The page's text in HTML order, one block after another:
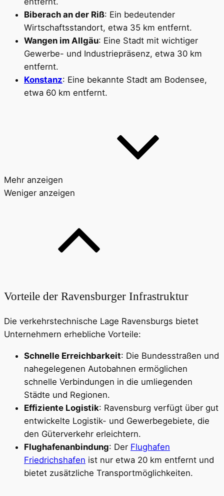
Biberach an der Riß: Ein bedeutender
Wirtschaftsstandort, etwa 35 km entfernt.
Wangen im Allgäu: Eine Stadt mit wichtiger
Gewerbe- und Industriepräsenz, etwa 30 km
entfernt.
Konstanz: Eine bekannte Stadt am Bodensee,
etwa 60 km entfernt.
Mehr anzeigen
Weniger anzeigen
Vorteile der Ravensburger Infrastruktur
Die verkehrstechnische Lage Ravensburgs bietet
Unternehmern erhebliche Vorteile:
Schnelle Erreichbarkeit: Die Bundesstraßen und
nahegelegenen Autobahnen ermöglichen
schnelle Verbindungen in die umliegenden
Städte und Regionen.
Effiziente Logistik: Ravensburg verfügt über gut
entwickelte Logistik- und Gewerbegebiete, die
den Güterverkehr erleichtern.
Flughafenanbindung: Der Flughafen
Friedrichshafen ist nur etwa 20 km entfernt und
bietet zusätzliche Transportmöglichkeiten.